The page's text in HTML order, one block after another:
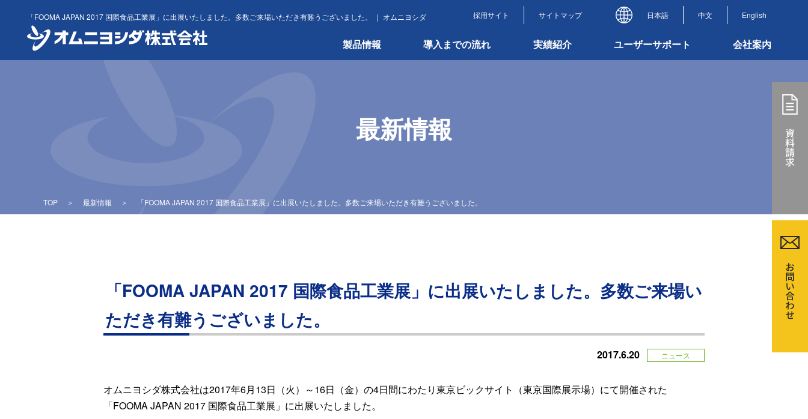
content
「FOOMA JAPAN 2017 国際食品工業展」に出展いたしました。多数ご来場いただき有難うございました。 ｜ オムニヨシダ
製品情報 導入までの流れ 実績紹介 ユーザーサポート 会社案内
採用サイト サイトマップ 日本語 中文 English
最新情報
TOP ＞ 最新情報 ＞ 「FOOMA JAPAN 2017 国際食品工業展」に出展いたしました。多数ご来場いただき有難うございました。
「FOOMA JAPAN 2017 国際食品工業展」に出展いたしました。多数ご来場い
ただき有難うございました。
2017.6.20 ニュース
オムニヨシダ株式会社は2017年6月13日（火）～16日（金）の4日間にわたり東京ビックサイト（東京国際展示場）にて開催された
「FOOMA JAPAN 2017 国際食品工業展」に出展いたしました。